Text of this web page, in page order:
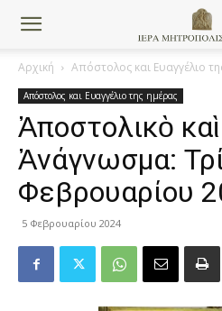
Αρχική Απόστολος και Ευαγγέλιο
Απόστολος και Ευαγγέλιο της ημέρας
Ἀποστολικὸ
Ἀνάγνωσμα:
Φεβρουαρίου
5 Φεβρουαρίου 2024